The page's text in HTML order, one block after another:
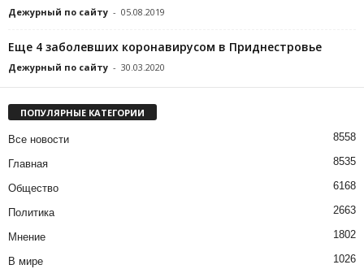
Дежурный по сайту - 05.08.2019
Еще 4 заболевших коронавирусом в Приднестровье
Дежурный по сайту - 30.03.2020
ПОПУЛЯРНЫЕ КАТЕГОРИИ
Все новости 8558
Главная 8535
Общество 6168
Политика 2663
Мнение 1802
В мире 1026